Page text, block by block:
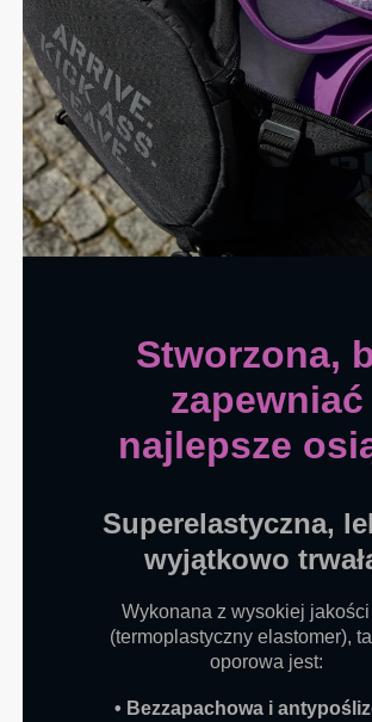
Stworzona,
zapewniać
najlepsze
Superelastyczna,
wyjątkowo
Wykonana z wysokiej
(termoplastyczny elastomer),
oporowa jest:
• Bezzapachowa i